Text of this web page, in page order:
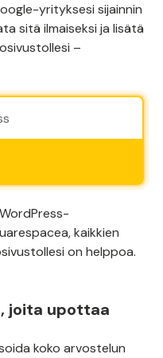
yrityksesi sijainnin
sitä ilmaiseksi ja lisätä
–
kaikkien
on helppoa.
joita upottaa
koko arvostelun